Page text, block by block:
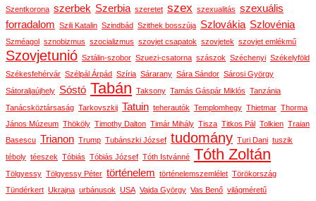
Szentkorona szerbek Szerbia szeretet szex szexualitás szexuális
forradalom Szili Katalin Szindbád Szithek bosszúja Szlovákia Szlovénia
Szméagol sznobizmus szocializmus szovjet csapatok szovjetek szovjet emlékmű
Szovjetunió Sztálin-szobor Szuezi-csatorna szászok Széchenyi Székelyföld
Székesfehérvár Szélpál Árpád Szíria Sárarany Sára Sándor Sárosi György
Sátoraljaújhely Sóstó Tabán Taksony Tamás Gáspár Miklós Tanzánia
Tanácsköztársaság Tarkovszkij Tatuin teherautók Templomhegy Thietmar Thorma
János Múzeum Thököly Timothy Dalton Timár Mihály Tisza Titkos Pál Tolkien Traian
Basescu Trianon Trump Tubánszki József tudomány Turi Dani tuszik
téboly téeszek Tóbiás Tóbiás József Tóth Istvánné Tóth Zoltán
Tölgyessy Tölgyessy Péter történelem történelemszemlélet Törökország
Tündérkert Ukrajna urbánusok USA Vajda György Vas Benő világméretű